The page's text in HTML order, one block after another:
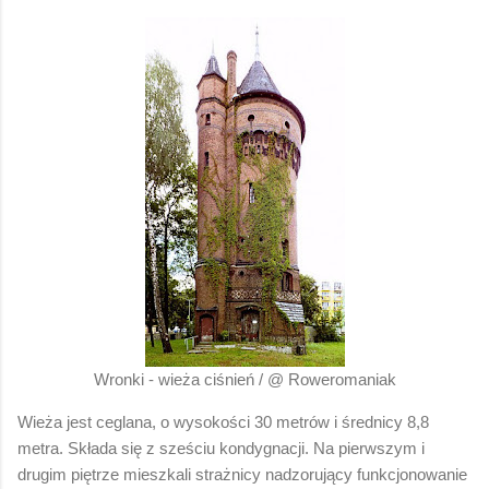
Wronki - wieża ciśnień / @ Roweromaniak
Wieża jest ceglana, o wysokości 30 metrów i średnicy 8,8
metra. Składa się z sześciu kondygnacji. Na pierwszym i
drugim piętrze mieszkali strażnicy nadzorujący funkcjonowanie